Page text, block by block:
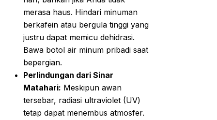
merasa haus. Hindari minuman
berkafein atau bergula tinggi yang
justru dapat memicu dehidrasi.
Bawa botol air minum pribadi saat
bepergian.
Perlindungan dari Sinar
Matahari: Meskipun awan
tersebar, radiasi ultraviolet (UV)
tetap dapat menembus atmosfer.